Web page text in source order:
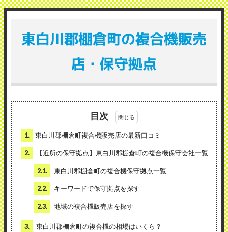
東白川郡棚倉町の複合機販売
店・保守拠点
目次
1. 東白川郡棚倉町複合機販売店の最新口コミ
2. 【近所の保守拠点】東白川郡棚倉町の複合機保守会社一覧
2.1. 東白川郡棚倉町の複合機保守拠点一覧
2.2. キーワードで保守拠点を探す
2.3. 地域の複合機販売店を探す
3. 東白川郡棚倉町の複合機の相場はいくら？